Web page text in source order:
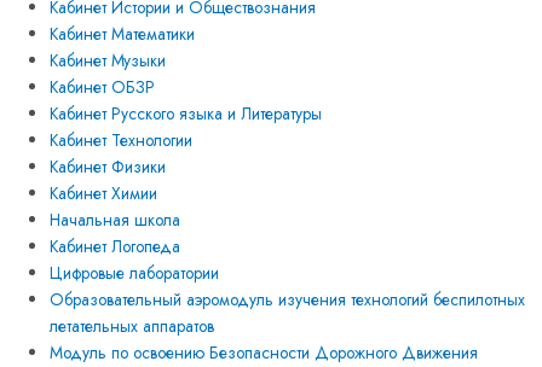
Кабинет Истории и Обществознания
Кабинет Математики
Кабинет Музыки
Кабинет ОБЗР
Кабинет Русского языка и Литературы
Кабинет Технологии
Кабинет Физики
Кабинет Химии
Начальная школа
Кабинет Логопеда
Цифровые лаборатории
Образовательный аэромодуль изучения технологий беспилотных
летательных аппаратов
Модуль по освоению Безопасности Дорожного Движения